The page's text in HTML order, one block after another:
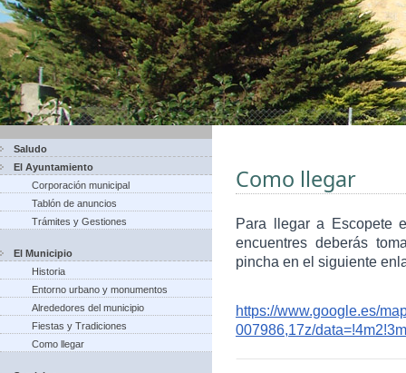
Saludo
El Ayuntamiento
Corporación municipal
Tablón de anuncios
Trámites y Gestiones
El Municipio
Historia
Entorno urbano y monumentos
Alrededores del municipio
Fiestas y Tradiciones
Como llegar
Como llegar
Para llegar a Escopete
encuentres deberás
pincha en el siguiente
https://www.google.es/
007986,17z/